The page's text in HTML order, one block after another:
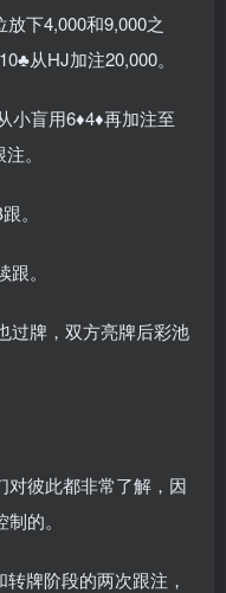
下4,000和9,000之
从HJ加注20,000。
小盲用6♦4♦再加注至
。
。
。
过牌，双方亮牌后彩池
对彼此都非常了解，因
的。
牌阶段的两次跟注，